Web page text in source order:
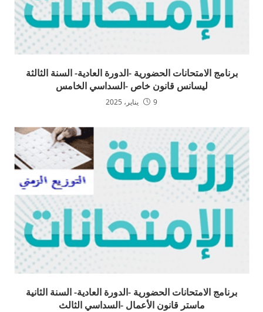
برنامج الامتحانات الحضورية -الدورة العادية- السنة الثالثة
ليسانس قانون خاص -السداسي الخامس
9 يناير، 2025
برنامج الامتحانات الحضورية -الدورة العادية- السنة الثانية
ماستر قانون الأعمال -السداسي الثالث